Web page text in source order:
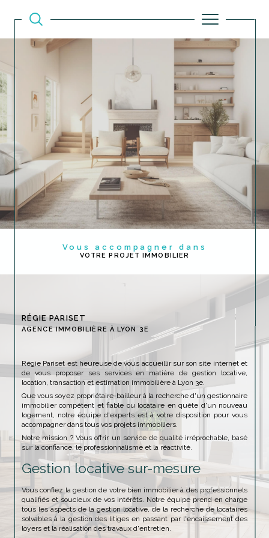
Vous accompagner dans
VOTRE PROJET IMMOBILIER
RÉGIE PARISET
AGENCE IMMOBILIÈRE À LYON 3E
Régie Pariset est heureuse de vous accueillir sur son site internet et
de vous proposer ses services en matière de gestion locative,
location, transaction et estimation immobilière à Lyon 3e.
Que vous soyez propriétaire-bailleur à la recherche d'un gestionnaire
immobilier compétent et fiable ou locataire en quête d'un nouveau
logement, notre équipe d'experts est à votre disposition pour vous
accompagner dans tous vos projets immobiliers.
Notre mission ? Vous offrir un service de qualité irréprochable, basé
sur la confiance, le professionnalisme et la réactivité.
Gestion locative sur-mesure
Vous confiez la gestion de votre bien immobilier à des professionnels
qualifiés et soucieux de vos intérêts. Notre équipe prend en charge
tous les aspects de la gestion locative, de la recherche de locataires
solvables à la gestion des litiges en passant par l'encaissement des
loyers et la réalisation des travaux d'entretien.